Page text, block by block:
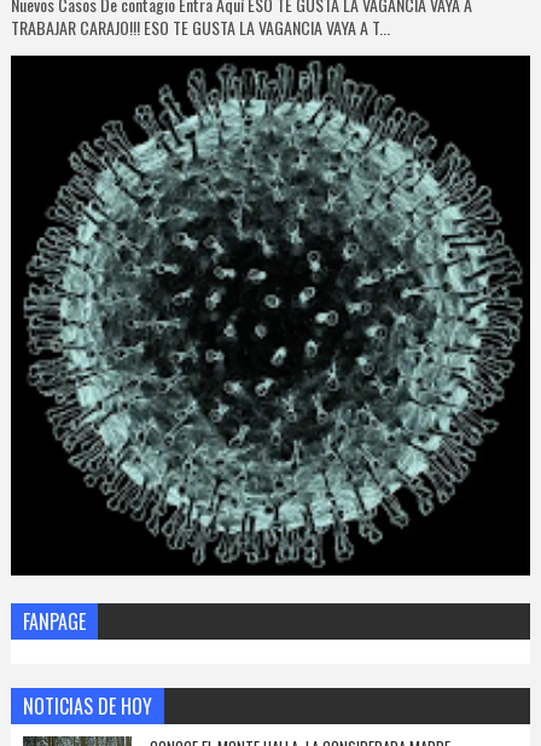
TRABAJAR CARAJO!!! ESO TE GUSTA LA VAGANCIA VAYA A T...
FANPAGE
NOTICIAS DE HOY